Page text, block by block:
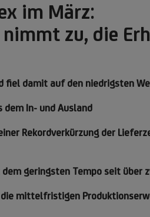
im März:
zu, die
fiel damit auf den niedrigsten
In- und Ausland
Rekordverkürzung der
geringsten Tempo seit über
mittelfristigen